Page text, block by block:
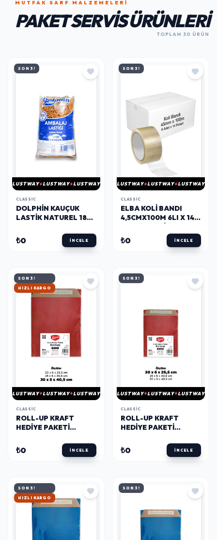
MUTFAK SARF MALZEMELERI
PAKET SERVIS ÜRÜNLERI
TOPLAM 30 ÜRÜN
SON 3!
LUSTWAY LUSTWAY LUSTWAY
CLASSIC
DOLPHIN KAUÇUK
LASTIK NATUREL 180
₺0 İNCELE
SON 3!
LUSTWAY LUSTWAY LUSTWAY
CLASSIC
ELBA KOLI BANDI
4,5CMX100M 6LI X 14
₺0 İNCELE
SON 3!
HIZLI KARGO
LUSTWAY LUSTWAY LUSTWAY
CLASSIC
ROLL-UP KRAFT
HEDIYE PAKETI
ADET
₺0 İNCELE
SON 3!
LUSTWAY LUSTWAY LUSTWAY
CLASSIC
ROLL-UP KRAFT
HEDIYE PAKETI
20X6X25,5X4,5 25LI
₺0 İNCELE
SON 3!
HIZLI KARGO
SON 3!